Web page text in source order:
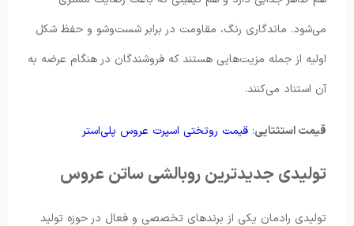
می‌شود. ماندگاری رنگ، مقاومت در برابر شست‌وشو و حفظ شکل
اولیه از جمله مزیت‌هایی هستند که فروشندگان در هنگام عرضه به
آن استناد می‌کنند.
قیمت استثتایی: قیمت روتختی اسپرت عروس پلی‌استر
تولیدی جدیدترین روبالشی ساتن عروس
تولیدی رادمان یکی از برندهای تخصصی و فعال در حوزه تولید